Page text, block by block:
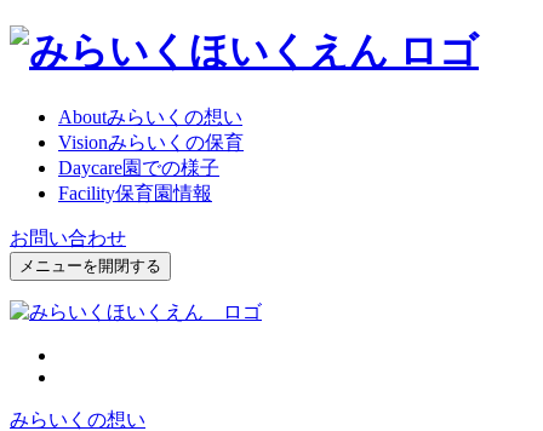
Aboutみらいくの想い
Visionみらいくの保育
Daycare園での様子
Facility保育園情報
お問い合わせ
メニューを開閉する
みらいくの想い